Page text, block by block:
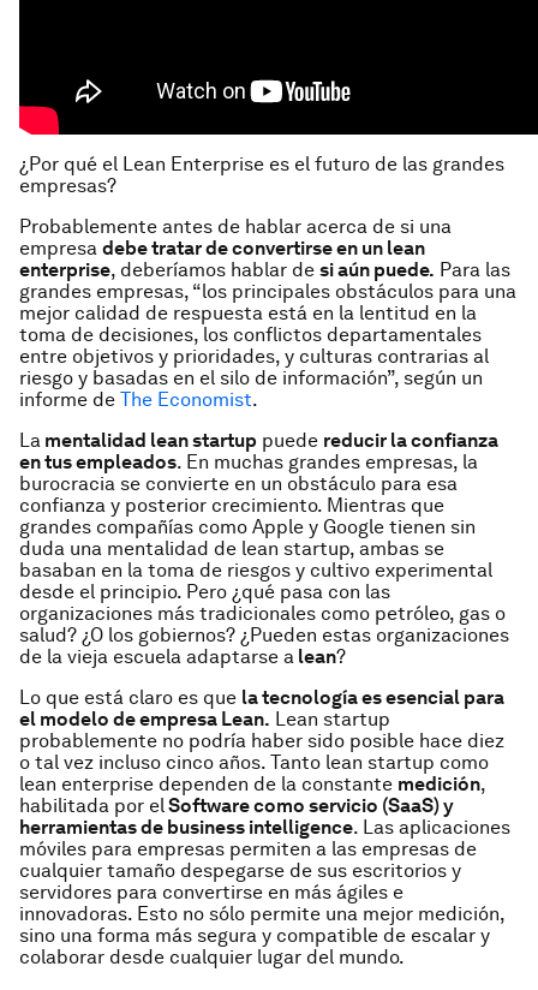
¿Por qué el Lean Enterprise es el futuro de las grandes
empresas?
Probablemente antes de hablar acerca de si una
empresa debe tratar de convertirse en un lean
enterprise, deberíamos hablar de si aún puede. Para las
grandes empresas, “los principales obstáculos para una
mejor calidad de respuesta está en la lentitud en la
toma de decisiones, los conflictos departamentales
entre objetivos y prioridades, y culturas contrarias al
riesgo y basadas en el silo de información”, según un
informe de The Economist.
La mentalidad lean startup puede reducir la confianza
en tus empleados. En muchas grandes empresas, la
burocracia se convierte en un obstáculo para esa
confianza y posterior crecimiento. Mientras que
grandes compañías como Apple y Google tienen sin
duda una mentalidad de lean startup, ambas se
basaban en la toma de riesgos y cultivo experimental
desde el principio. Pero ¿qué pasa con las
organizaciones más tradicionales como petróleo, gas o
salud? ¿O los gobiernos? ¿Pueden estas organizaciones
de la vieja escuela adaptarse a lean?
Lo que está claro es que la tecnología es esencial para
el modelo de empresa Lean. Lean startup
probablemente no podría haber sido posible hace diez
o tal vez incluso cinco años. Tanto lean startup como
lean enterprise dependen de la constante medición,
habilitada por elSoftware como servicio (SaaS) y
herramientas de business intelligence. Las aplicaciones
móviles para empresas permiten a las empresas de
cualquier tamaño despegarse de sus escritorios y
servidores para convertirse en más ágiles e
innovadoras. Esto no sólo permite una mejor medición,
sino una forma más segura y compatible de escalar y
colaborar desde cualquier lugar del mundo.